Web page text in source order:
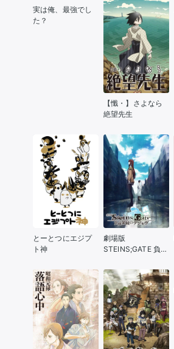
実は俺、最強でし
た？
【懺・】さよなら
絶望先生
とーとつにエジプ
ト神
劇場版
STEINS;GATE 負荷